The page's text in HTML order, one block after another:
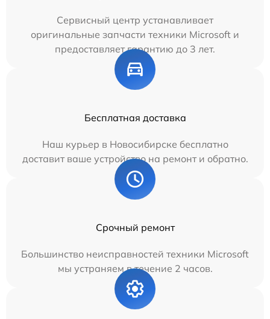
Сервисный центр устанавливает
оригинальные запчасти техники Microsoft и
предоставляет гарантию до 3 лет.
Бесплатная доставка
Наш курьер в Новосибирске бесплатно
доставит ваше устройство на ремонт и обратно.
Срочный ремонт
Большинство неисправностей техники Microsoft
мы устраняем в течение 2 часов.